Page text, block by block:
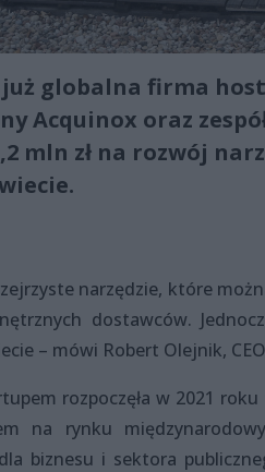
globalna firma
Acquinox oraz
mln zł na rozwój
narzędzie, które
dostawców.
– mówi Robert Olejnik,
rozpoczęła w 2021
na rynku
biznesu i sektora